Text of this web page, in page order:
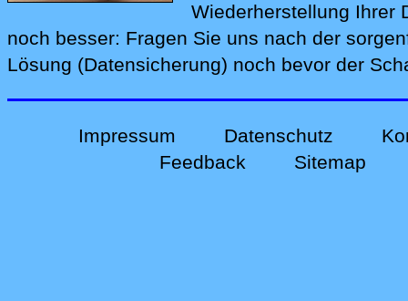
Wiederherstellung
noch bes‍ser: Fragen Sie uns nach der
Lösung (Datensicherung) noch bevor der
Impressum Datenschutz
Feedback
Sitemap